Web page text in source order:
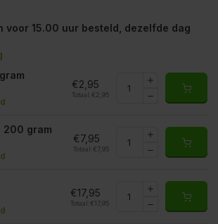
voor 15.00 uur besteld, dezelfde dag
€2,95
Totaal: €2,95
200 gram
€7,95
Totaal: €7,95
€17,95
Totaal: €17,95